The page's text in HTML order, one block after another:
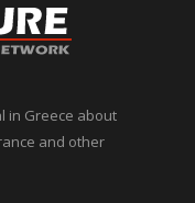
in Greece about
and other